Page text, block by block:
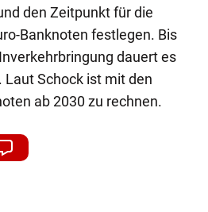
den Zeitpunkt für die
Banknoten festlegen. Bis
dauert es
Schock ist mit den
ab 2030 zu rechnen.